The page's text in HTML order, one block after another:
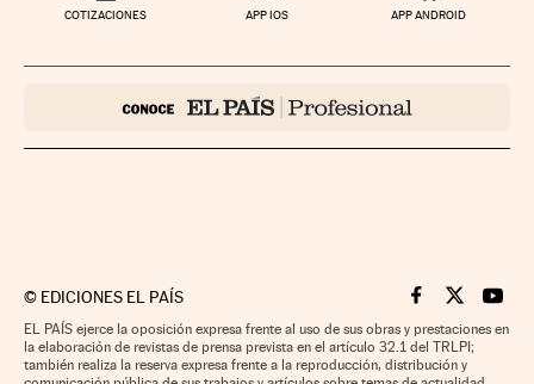
COTIZACIONES APP IOS APP ANDROID
© EDICIONES EL PAÍS Cinco Días en
Cinco Días
Cinco
EL PAÍS ejerce la oposición expresa frente al uso de sus obras y prestaciones en
la elaboración de revistas de prensa prevista en el artículo 32.1 del TRLPI;
también realiza la reserva expresa frente a la reproducción, distribución y